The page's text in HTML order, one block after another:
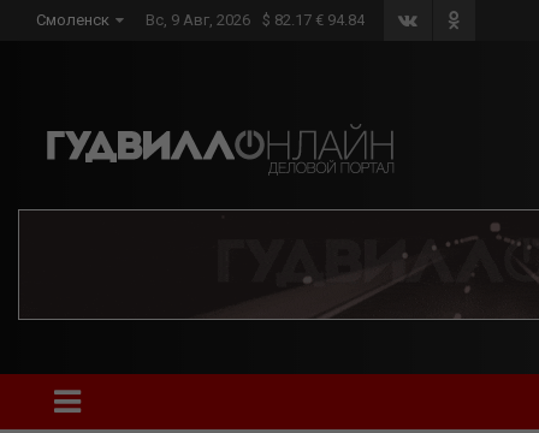
Смоленск Вс, 9 Авг, 2026 $ 82.17 € 94.84